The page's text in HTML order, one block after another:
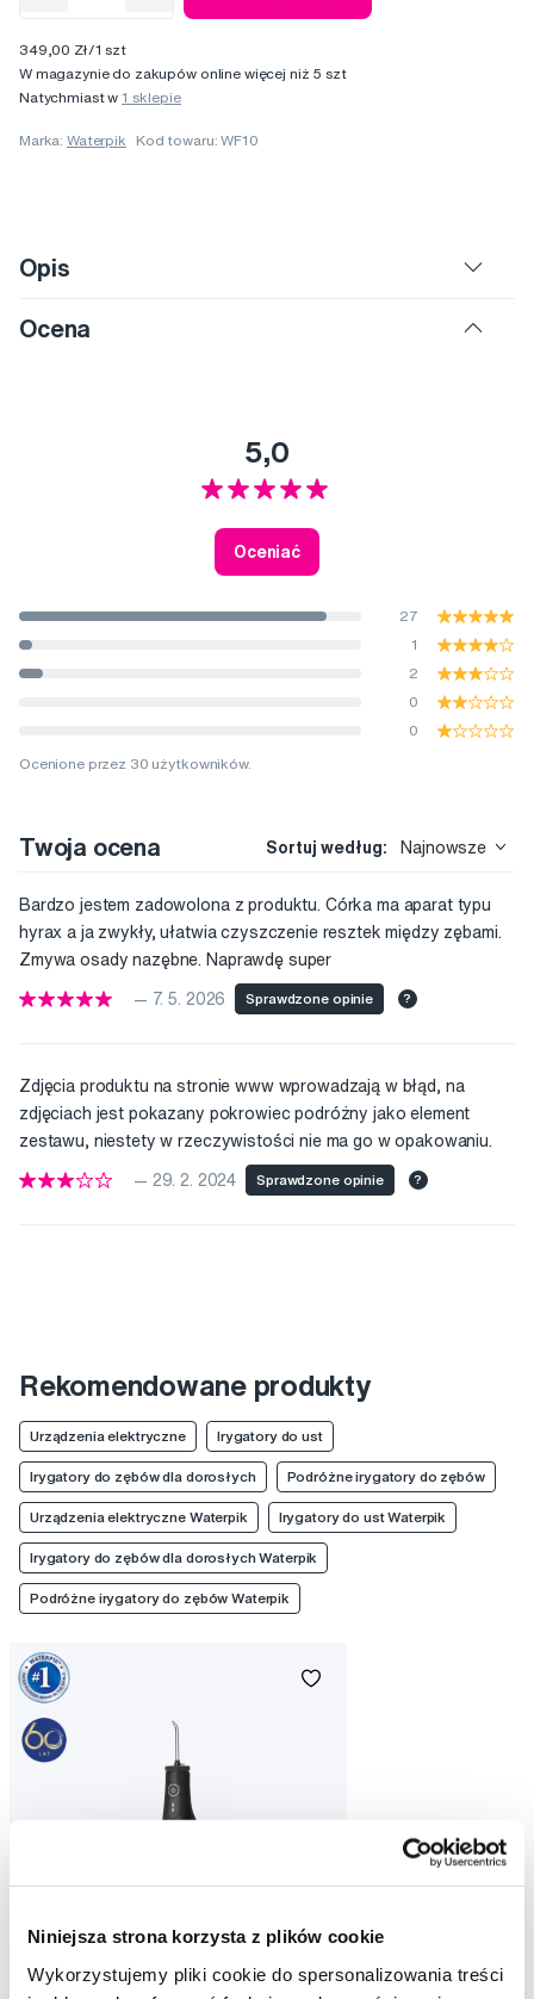
Niniejsza strona korzysta z plików cookie
Wykorzystujemy pliki cookie do spersonalizowania treści
349,00 Zł/1 szt
W magazynie do zakupów online więcej niż 5 szt
Natychmiast w1 sklepie
Marka:Waterpik Kod towaru: WF10
Opis
Ocena
5,0
Oceniać
27
1
2
0
0
Ocenione przez 30 użytkowników.
Twoja ocena Sortuj według: Najnowsze
Bardzo jestem zadowolona z produktu. Córka ma aparat typu
hyrax a ja zwykły, ułatwia czyszczenie resztek między zębami.
Zmywa osady nazębne. Naprawdę super
— 7. 5. 2026 Sprawdzone opinie ?
Zdjęcia produktu na stronie www wprowadzają w błąd, na
zdjęciach jest pokazany pokrowiec podróżny jako element
zestawu, niestety w rzeczywistości nie ma go w opakowaniu.
— 29. 2. 2024 Sprawdzone opinie ?
Rekomendowane produkty
Urządzenia elektryczne Irygatory do ust
Irygatory do zębów dla dorosłych Podróżne irygatory do zębów
Urządzenia elektryczne Waterpik Irygatory do ust Waterpik
Irygatory do zębów dla dorosłych Waterpik
Podróżne irygatory do zębów Waterpik